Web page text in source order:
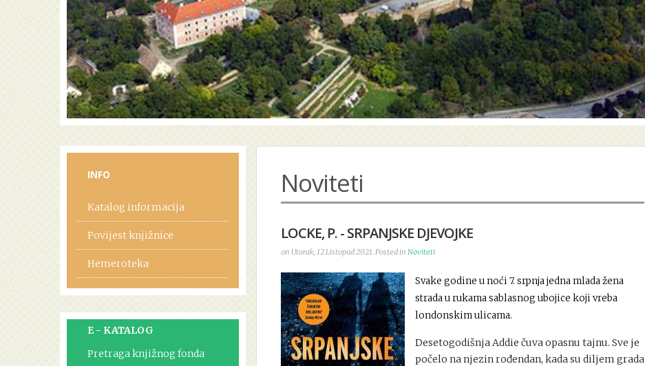
INFO
Katalog informacija
Povijest knjižnice
Hemeroteka
E - KATALOG
Pretraga knjižnog fonda
Noviteti
LOCKE, P. - SRPANJSKE DJEVOJKE
on Utorak, 12 Listopad 2021. Posted in Noviteti
Svake godine u noći 7. srpnja jedna mlada žena
strada u rukama sablasnog ubojice koji vreba
londonskim ulicama.
Desetogodišnja Addie čuva opasnu tajnu. Sve je
počelo na njezin rođendan, kada su diljem grada